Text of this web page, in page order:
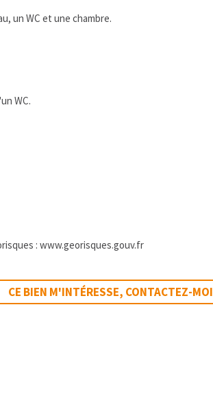
un WC et une chambre.
WC.
: www.georisques.gouv.fr
CE BIEN M'INTÉRESSE, CONTACTEZ-MOI